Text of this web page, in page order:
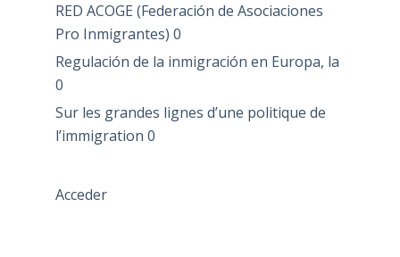
RED ACOGE (Federación de Asociaciones
Pro Inmigrantes) 0
Regulación de la inmigración en Europa, la
0
Sur les grandes lignes d’une politique de
l’immigration 0
Acceder